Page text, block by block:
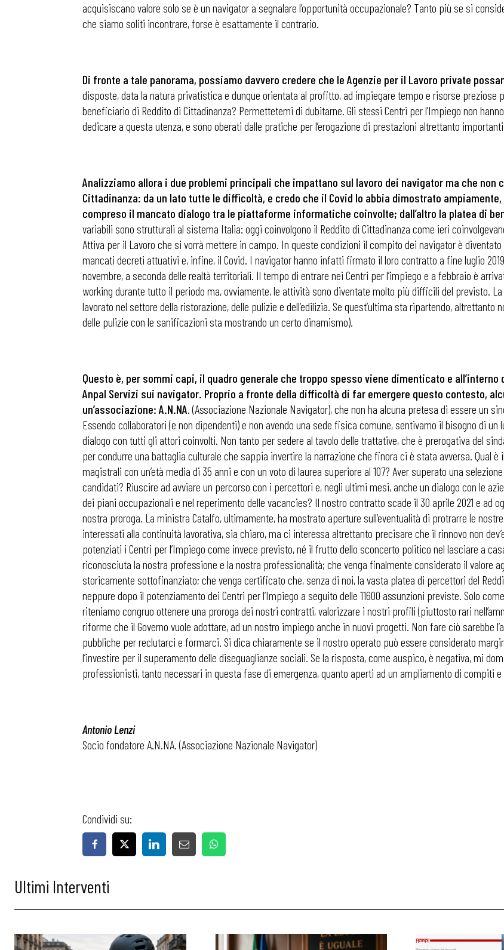
Bollettini ADAPT
Osservatori
Eventi
Chi Siamo
acquisiscano valore solo se è un navigator a segnalare l’opportunità occupazionale? Tanto più se si
che siamo soliti incontrare, forse è esattamente il contrario.
Di fronte a tale panorama, possiamo davvero credere che le Agenzie per il Lavoro private
disposte, data la natura privatistica e dunque orientata al profitto, ad impiegare tempo e risorse preziose
beneficiario di Reddito di Cittadinanza? Permettetemi di dubitarne. Gli stessi Centri per l’Impiego non
dedicare a questa utenza, e sono oberati dalle pratiche per l’erogazione di prestazioni altrettanto
Analizziamo allora i due problemi principali che impattano sul lavoro dei navigator ma che non
Cittadinanza: da un lato tutte le difficoltà, e credo che il Covid lo abbia dimostrato
compreso il mancato dialogo tra le piattaforme informatiche coinvolte; dall’altro la platea di
variabili sono strutturali al sistema Italia: oggi coinvolgono il Reddito di Cittadinanza come ieri
Attiva per il Lavoro che si vorrà mettere in campo. In queste condizioni il compito dei navigator è
mancati decreti attuativi e, infine, il Covid. I navigator hanno infatti firmato il loro contratto a fine luglio
novembre, a seconda delle realtà territoriali. Il tempo di entrare nei Centri per l’impiego e a febbraio è
working durante tutto il periodo ma, ovviamente, le attività sono diventate molto più difficili del previsto.
lavorato nel settore della ristorazione, delle pulizie e dell’edilizia. Se quest’ultima sta ripartendo,
delle pulizie con le sanificazioni sta mostrando un certo dinamismo).
Questo è, per sommi capi, il quadro generale che troppo spesso viene dimenticato e
Anpal Servizi sui navigator. Proprio a fronte della difficoltà di far emergere questo contesto,
un’associazione: A.N.NA. (Associazione Nazionale Navigator), che non ha alcuna pretesa di essere un
Essendo collaboratori (e non dipendenti) e non avendo una sede fisica comune, sentivamo il bisogno di
dialogo con tutti gli attori coinvolti. Non tanto per sedere al tavolo delle trattative, che è prerogativa del
per condurre una battaglia culturale che sappia invertire la narrazione che finora ci è stata avversa. Qual
magistrali con un’età media di 35 anni e con un voto di laurea superiore al 107? Aver superato una
candidati? Riuscire ad avviare un percorso con i percettori e, negli ultimi mesi, anche un dialogo con le
dei piani occupazionali e nel reperimento delle vacancies? Il nostro contratto scade il 30 aprile 2021 e ad
nostra proroga. La ministra Catalfo, ultimamente, ha mostrato aperture sull’eventualità di protrarre le
interessati alla continuità lavorativa, sia chiaro, ma ci interessa altrettanto precisare che il rinnovo non
potenziati i Centri per l’Impiego come invece previsto, né il frutto dello sconcerto politico nel lasciare a
riconosciuta la nostra professione e la nostra professionalità; che venga finalmente considerato il valore
storicamente sottofinanziato; che venga certificato che, senza di noi, la vasta platea di percettori del
neppure dopo il potenziamento dei Centri per l’Impiego a seguito delle 11600 assunzioni previste. Solo
riteniamo congruo ottenere una proroga dei nostri contratti, valorizzare i nostri profili (piuttosto rari
riforme che il Governo vuole adottare, ad un nostro impiego anche in nuovi progetti. Non fare ciò sarebbe
pubbliche per reclutarci e formarci. Si dica chiaramente se il nostro operato può essere considerato
l’investire per il superamento delle diseguaglianze sociali. Se la risposta, come auspico, è negativa, mi
professionisti, tanto necessari in questa fase di emergenza, quanto aperti ad un ampliamento di compiti e
Antonio Lenzi
Socio fondatore A.N.NA. (Associazione Nazionale Navigator)
Condividi su:
Ultimi Interventi